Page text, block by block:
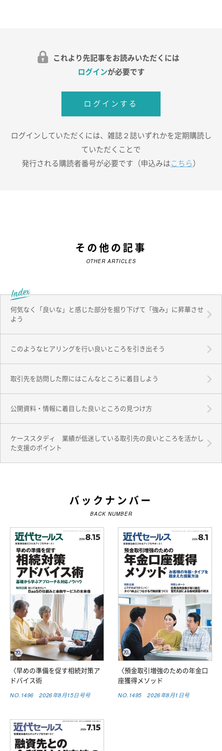
これより先記事をお読みいただくには
ログインが必要です
ログインする
ログインしていただくには、雑誌２誌いずれかを定期購読し
ていただくことで
発行される購読者番号が必要です（申込みは こちら ）
その他の記事
OTHER ARTICLES
何気なく「良いな」と感じた部分を掘り下げて「強み」に昇華させ
よう
このようなヒアリングを行い良いところを引き出そう
取引先を訪問した際にはこんなところに着目しよう
公開資料・情報に着目した良いところの見つけ方
ケーススタディ 業績が低迷している取引先の良いところを活かし
た支援のポイント
バックナンバー
BACK NUMBER
〈早めの準備を促す相続対策ア
ドバイス術
NO.1496 2026年8月15日号号
〈預金取引増強のための年金口
座獲得メソッド
NO.1495 2026年8月1日号